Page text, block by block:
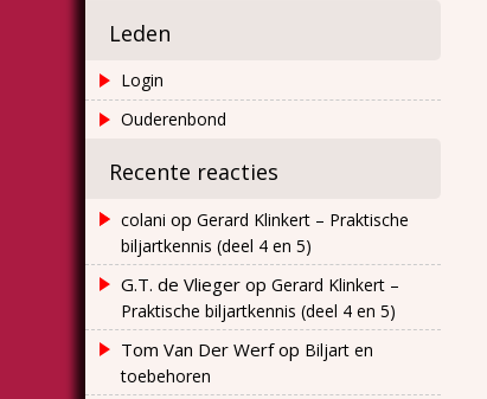
Leden
Login
Ouderenbond
Recente reacties
colani op Gerard Klinkert – Praktische
biljartkennis (deel 4 en 5)
G.T. de Vlieger op Gerard Klinkert –
Praktische biljartkennis (deel 4 en 5)
Tom Van Der Werfop Biljart en
toebehoren